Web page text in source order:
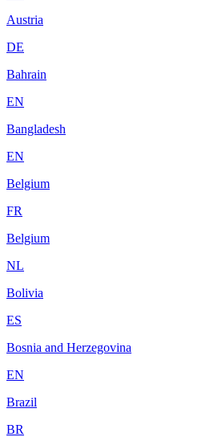
Austria
DE
Bahrain
EN
Bangladesh
EN
Belgium
FR
Belgium
NL
Bolivia
ES
Bosnia and Herzegovina
EN
Brazil
BR